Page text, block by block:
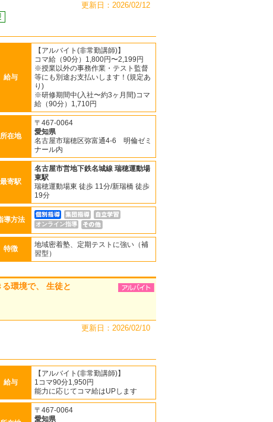
更新日：2026/02/12
給与
【アルバイト(非常勤講師)】
コマ給（90分）1,800円〜2,199円
※授業以外の事務作業・テスト監督
等にも別途お支払いします！(規定あ
り)
※研修期間中(入社〜約3ヶ月間)コマ
給（90分）1,710円
所在地
〒467-0064
愛知県
名古屋市瑞穂区弥富通4-6 明倫ゼミ
ナール内
最寄駅
名古屋市営地下鉄名城線 瑞穂運動場
東駅
瑞穂運動場東 徒歩 11分/新瑞橋 徒歩
19分
導方法
オンライン指導
特徴
地域密着塾、定期テストに強い（補
習型）
環境で、 生徒と
更新日：2026/02/10
給与
【アルバイト(非常勤講師)】
1コマ90分1,950円
能力に応じてコマ給はUPします
〒467-0064
愛知県